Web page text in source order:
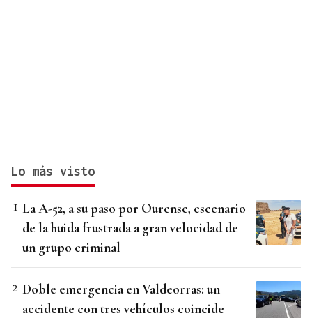
Lo más visto
La A-52, a su paso por Ourense, escenario
de la huida frustrada a gran velocidad de
un grupo criminal
Doble emergencia en Valdeorras: un
accidente con tres vehículos coincide